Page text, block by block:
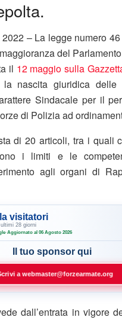
– La legge numero
del
il 12 maggio sulla
nascita giuridica delle
Sindacale per il
di Polizia ad
di 20 articoli, tra i quali
i limiti e le
agli organi di
visitatori
28 giorni
·Aggiornato al 06 Agosto 2026
Il tuo sponsor qui
a webmaster@forzearmate.org
dall’entrata in vigore